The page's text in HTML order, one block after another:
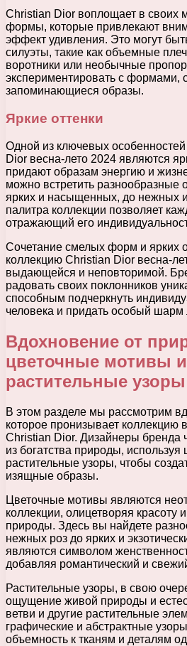
Christian Dior воплощает в своих
формы, которые привлекают
эффект удивления. Это могут
силуэты, такие как объемные
воротники или необычные
экспериментировать с формами,
запоминающиеся образы.
Яркие оттенки
Одной из ключевых
Dior весна-лето 2024 являются
придают образам энергию и
можно встретить разнообразные
ярких и насыщенных, до нежных
палитра коллекции позволяет
отражающий его
Сочетание смелых форм и ярких
коллекцию Christian Dior весна-
выдающейся и неповторимой.
радовать своих поклонников
способным подчеркнуть
человека и придать особый шарм
Вдохновение от
цветочные мотивы и
растительные узоры
В этом разделе мы рассмотрим
которое пронизывает коллекцию
Christian Dior. Дизайнеры бренда
из богатства природы,
растительные узоры, чтобы
изящные образы.
Цветочные мотивы являются
коллекции, олицетворяя красоту
природы. Здесь вы найдете
нежных роз до ярких и
являются символом
добавляя романтический и
Растительные узоры, в свою
ощущение живой природы и
ветви и другие растительные
графические и абстрактные
объемность к тканям и деталям